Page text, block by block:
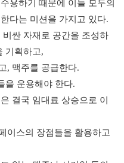
용하기 때문에 이들 모두의
다는 미션을 가지고 있다.
싼 자재로 공간을 조성하
기획하고,
, 맥주를 공급한다.
을 운용해야 한다.
결국 임대료 상승으로 이
이스의 장점들을 활용하고